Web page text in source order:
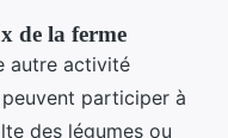
de la ferme
autre activité
participer à
des légumes ou